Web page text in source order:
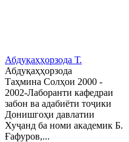
Абдуқаҳҳорзода Т.
Абдуқаҳҳорзода
Таҳмина Солҳои 2000 -
2002-Лаборанти кафедраи
забон ва адабиёти тоҷики
Донишгоҳи давлатии
Хуҷанд ба номи академик Б.
Ғафуров,...